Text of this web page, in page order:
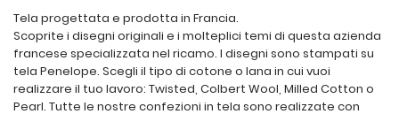
Tela progettata e prodotta in Francia.
Scoprite i disegni originali e i molteplici temi di questa azienda
francese specializzata nel ricamo. I disegni sono stampati su
tela Penelope. Scegli il tipo di cotone o lana in cui vuoi
realizzare il tuo lavoro: Twisted, Colbert Wool, Milled Cotton o
Pearl. Tutte le nostre confezioni in tela sono realizzate con